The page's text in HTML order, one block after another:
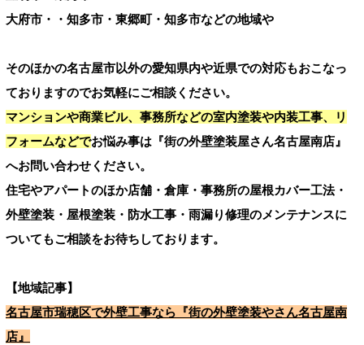
大府市・・知多市・東郷町・知多市などの地域や
そのほかの名古屋市以外の愛知県内や近県での対応もおこなっ
ておりますのでお気軽にご相談ください。
マンションや商業ビル、事務所などの室内塗装や内装工事、リ
フォームなどでお悩み事は『街の外壁塗装屋さん名古屋南店』
へお問い合わせください。
住宅やアパートのほか店舗・倉庫・事務所の屋根カバー工法・
外壁塗装・屋根塗装・防水工事・雨漏り修理のメンテナンスに
ついてもご相談をお待ちしております。
【地域記事】
名古屋市瑞穂区で外壁工事なら『街の外壁塗装やさん名古屋南
店』